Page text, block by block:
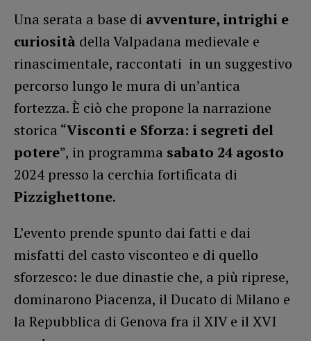
Una serata a base di avventure, intrighi e
curiosità della Valpadana medievale e
rinascimentale, raccontati in un suggestivo
percorso lungo le mura di un’antica
fortezza. È ciò che propone la narrazione
storica “Visconti e Sforza: i segreti del
potere”, in programma sabato 24 agosto
2024 presso la cerchia fortificata di
Pizzighettone.
L’evento prende spunto dai fatti e dai
misfatti del casto visconteo e di quello
sforzesco: le due dinastie che, a più riprese,
dominarono Piacenza, il Ducato di Milano e
la Repubblica di Genova fra il XIV e il XVI